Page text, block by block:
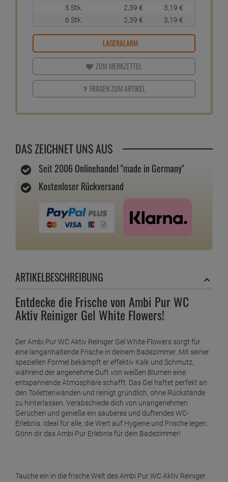
5 Stk.
2, 39 € 3, 19 €
6 Stk.
2, 39 € 3, 19 €
LAGERALARM
ZUM MERKZETTEL
FRAGEN ZUM ARTIKEL
DAS ZEICHNET UNS AUS
Seit 2006 Onlinehandel "made in Germany"
Kostenloser Rückversand
ARTIKELBESCHREIBUNG
Entdecke die Frische von Ambi Pur WC
Aktiv Reiniger Gel White Flowers!
Der Ambi Pur WC Aktiv Reiniger Gel White Flowers sorgt für
eine langanhaltende Frische in deinem Badezimmer. Mit seiner
speziellen Formel bekämpft er effektiv Kalk und Schmutz,
während der angenehme Duft von weißen Blumen eine
entspannende Atmosphäre schafft. Das Gel haftet perfekt an
den Toilettenwänden und reinigt gründlich, ohne Rückstände
zu hinterlassen. Verabschiede dich von unangenehmen
Gerüchen und genieße ein sauberes und duftendes WC-
Erlebnis. Ideal für alle, die Wert auf Hygiene und Frische legen.
Gönn dir das Ambi Pur Erlebnis für dein Badezimmer!
Tauche ein in die frische Welt des Ambi Pur WC Aktiv Reiniger